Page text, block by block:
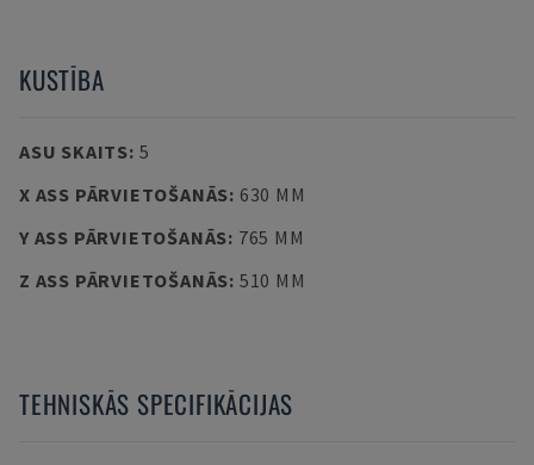
KUSTĪBA
ASU SKAITS: 5
X ASS PĀRVIETOŠANĀS: 630 MM
Y ASS PĀRVIETOŠANĀS: 765 MM
Z ASS PĀRVIETOŠANĀS: 510 MM
TEHNISKĀS SPECIFIKĀCIJAS